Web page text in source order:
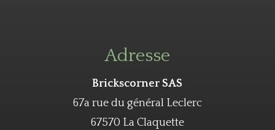
Adresse
Brickscorner SAS
67a rue du général Leclerc
67570 La Claquette